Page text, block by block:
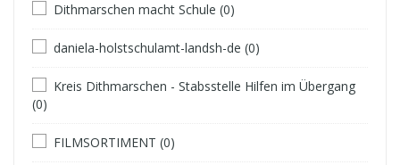
Dithmarschen macht Schule (0)
daniela-holstschulamt-landsh-de (0)
Kreis Dithmarschen - Stabsstelle Hilfen im Übergang
(0)
FILMSORTIMENT (0)